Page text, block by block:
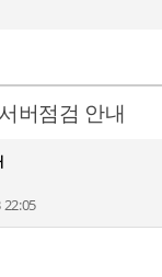
버점검 안내
22:05